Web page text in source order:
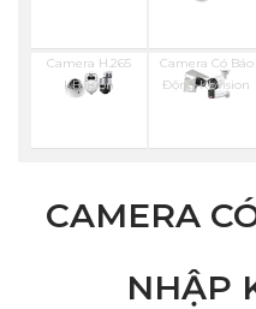
Camera H.265
KBvision
Camera Có Báo
Động Kbvision
CAMERA
NHẬP